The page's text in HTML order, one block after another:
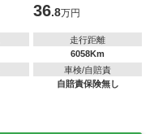
36.8万円
走行距離
6058Km
車検/自賠責
自賠責保険無し